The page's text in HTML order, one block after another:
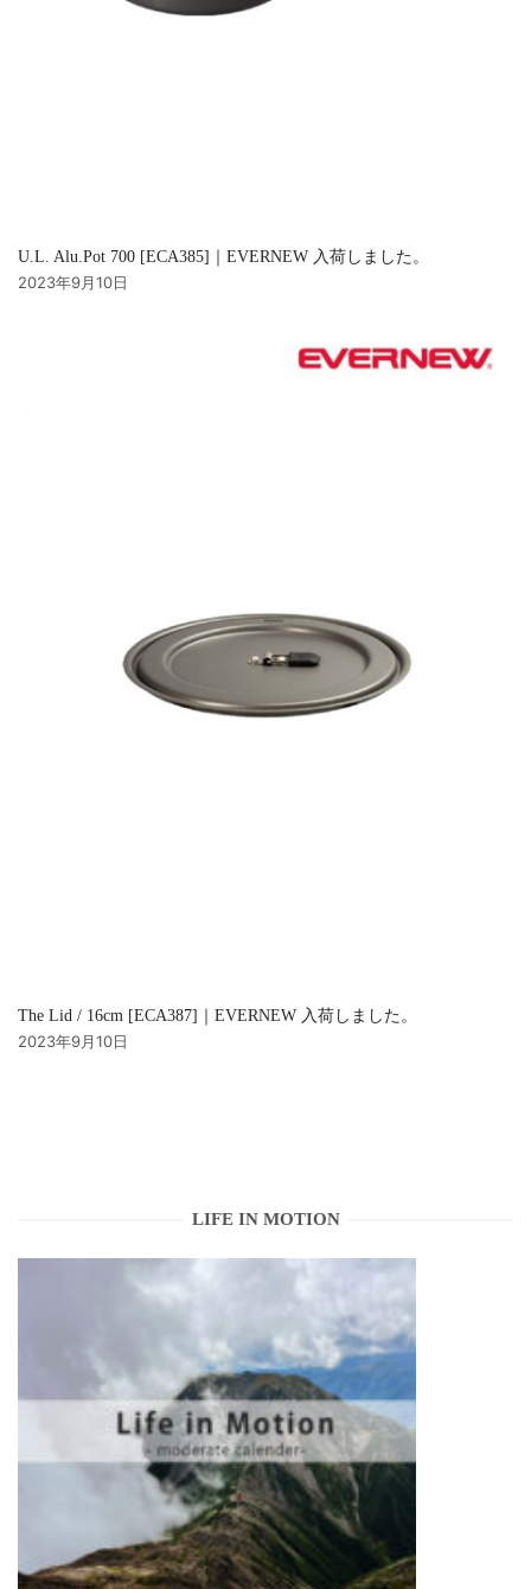
U.L. Alu.Pot 700 [ECA385]｜EVERNEW 入荷しました。
2023年9月10日
The Lid / 16cm [ECA387]｜EVERNEW 入荷しました。
2023年9月10日
LIFE IN MOTION